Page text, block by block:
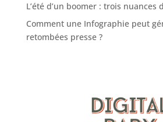
L’été d’un boomer : trois nuances
Comment une Infographie peut
retombées presse ?